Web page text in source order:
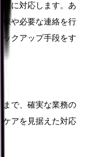
に対応します。あ
保や必要な連絡を行
クアップ手段をす
で、確実な業務の
アを見据えた対応